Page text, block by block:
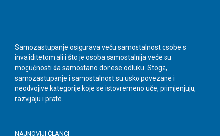
Samozastupanje osigurava veću samostalnost osobe s
invaliditetom ali i što je osoba samostalnija veće su
mogućnosti da samostano donese odluku. Stoga,
samozastupanje i samostalnost su usko povezane i
neodvojive kategorije koje se istovremeno uče, primjenjuju,
razvijaju i prate.
NAJNOVIJI ČLANCI